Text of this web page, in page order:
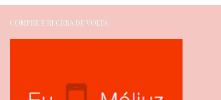
COMPRE E RECEBA DE VOLTA